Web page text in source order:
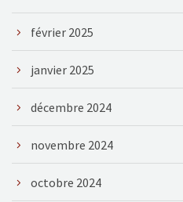
février 2025
janvier 2025
décembre 2024
novembre 2024
octobre 2024